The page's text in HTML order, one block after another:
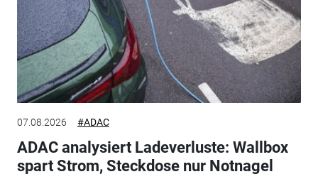
07.08.2026 #ADAC
ADAC analysiert Ladeverluste: Wallbox
spart Strom, Steckdose nur Notnagel